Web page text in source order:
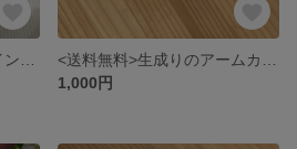
1,000円